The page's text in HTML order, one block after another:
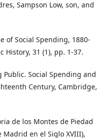
Sampson Low, son, and
of Social Spending, 1880-
History, 31 (1), pp. 1-37.
Public. Social Spending and
Century, Cambridge,
de los Montes de Piedad
Madrid en el Siglo XVIII),